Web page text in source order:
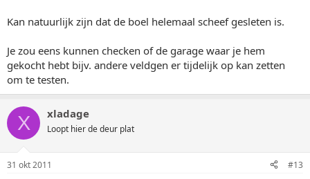
Kan natuurlijk zijn dat de boel helemaal scheef gesleten is.
Je zou eens kunnen checken of de garage waar je hem
gekocht hebt bijv. andere veldgen er tijdelijk op kan zetten
om te testen.
X xladage
Loopt hier de deur plat
31 okt 2011 #13